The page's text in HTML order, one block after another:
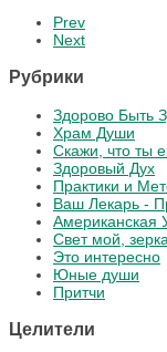
Prev
Next
Рубрики
Здорово Быть
Храм Души
Скажи, что ты
Здоровый Дух
Практики и
Ваш Лекарь -
Американская
Свет мой,
Это интересно
Юные души
Притчи
Целители